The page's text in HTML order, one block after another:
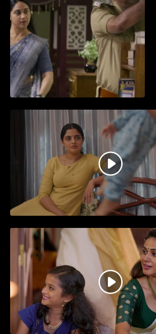
തിയേറ്ററിൽ വൻ
ഗുരുവായൂർ
സോങ്ങ്..
ജനപ്രിയ നടൻ ദിലീപ്
എത്തുന്ന പവി കെയർ
സോംഗ്…